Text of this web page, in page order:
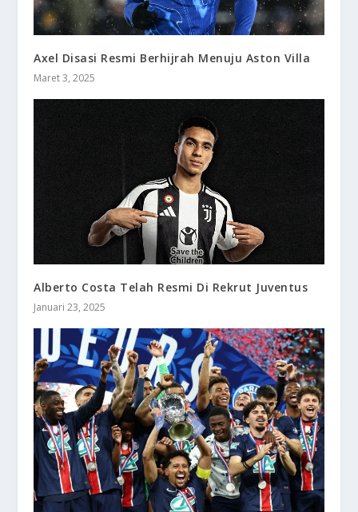
Axel Disasi Resmi Berhijrah Menuju Aston Villa
Maret 3, 2025
Alberto Costa Telah Resmi Di Rekrut Juventus
Januari 23, 2025